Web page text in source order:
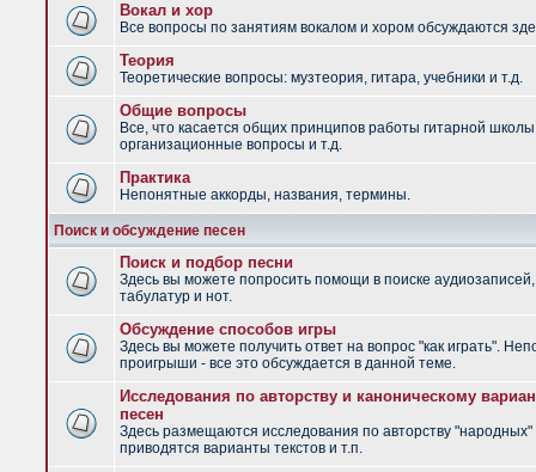
Вокал и хор
Все вопросы по занятиям вокалом и хором обсуждаются
Теория
Теоретические вопросы: музтеория, гитара, учебники и т.д.
Общие вопросы
Все, что касается общих принципов работы гитарной
организационные вопросы и т.д.
Практика
Непонятные аккорды, названия, термины.
Поиск и обсуждение песен
Поиск и подбор песни
Здесь вы можете попросить помощи в поиске аудиозаписей,
табулатур и нот.
Обсуждение способов игры
Здесь вы можете получить ответ на вопрос "как играть".
проигрыши - все это обсуждается в данной теме.
Исследования по авторству и каноническому
песен
Здесь размещаются исследования по авторству "народных"
приводятся варианты текстов и т.п.